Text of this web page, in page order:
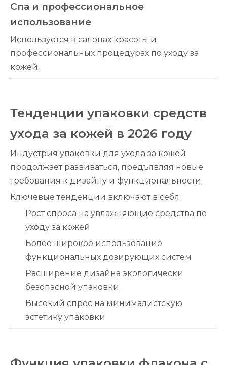
Спа и профессиональное
использование
Используется в салонах красоты и
профессиональных процедурах по уходу за
кожей.
Тенденции упаковки средств
ухода за кожей в 2026 году
Индустрия упаковки для ухода за кожей
продолжает развиваться, предъявляя новые
требования к дизайну и функциональности.
Ключевые тенденции включают в себя:
Рост спроса на увлажняющие средства по
уходу за кожей
Более широкое использование
функциональных дозирующих систем
Расширение дизайна экологически
безопасной упаковки
Высокий спрос на минималистскую
эстетику упаковки